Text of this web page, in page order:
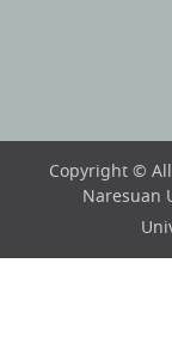
Copyright © All
Naresuan